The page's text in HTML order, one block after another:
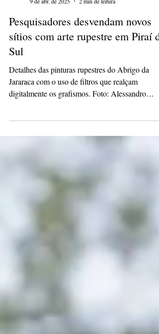
culturacaopg
9 de abr. de 2025
2 min de leitura
Pesquisadores desvendam novos
sítios com arte rupestre em Piraí do
Sul
Detalhes das pinturas rupestres do Abrigo da